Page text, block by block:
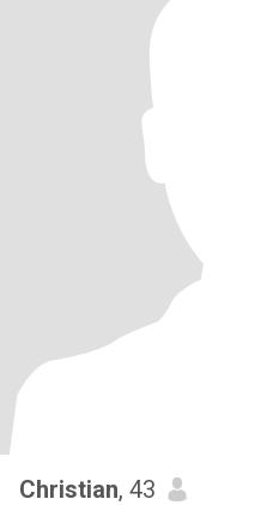
Christian, 43